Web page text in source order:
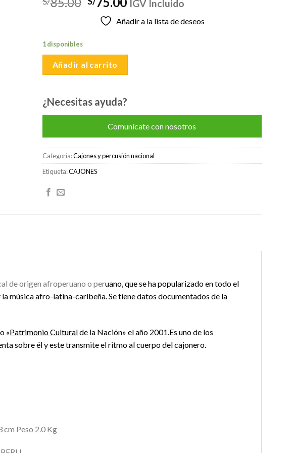
precio
originalactual
IGV Incluido
Añadir a la lista de deseos
1 disponibles
Añadir al carrito
¿Necesitas ayuda?
Comunícate con nosotros
Categoría:Cajones y percusión nacional
Etiqueta:CAJONES
de origen afroperuano o peruano, que se ha popularizado en todo el
lamúsicaafro-latina-caribeña. Se tienedatos documentados de la
«Patrimonio Culturalde la Nación» el año 2001.Es uno de los
sobre él y este transmite el ritmo al cuerpo del cajonero.
Peso 2.0 Kg